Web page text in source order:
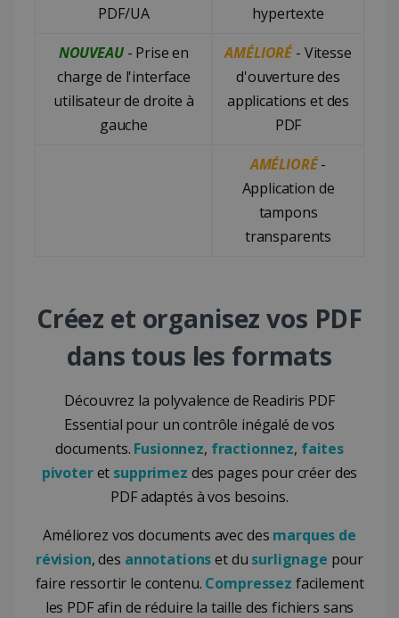
PDF/UA
hypertexte
NOUVEAU- Prise en
charge de l'interface
utilisateur de droite à
gauche
AMÉLIORÉ - Vitesse
d'ouverture des
applications et des
PDF
AMÉLIORÉ-
Application de
tampons
transparents
Créez et organisez vos PDF
dans tous les formats
Découvrez la polyvalence de Readiris PDF
Essential pour un contrôle inégalé de vos
documents. Fusionnez, fractionnez, faites
pivoteret supprimez des pages pour créer des
PDF adaptés à vos besoins.
Améliorez vos documents avec des marques de
révision, des annotationset du surlignage pour
faire ressortir le contenu. Compressez facilement
les PDF afin de réduire la taille des fichiers sans